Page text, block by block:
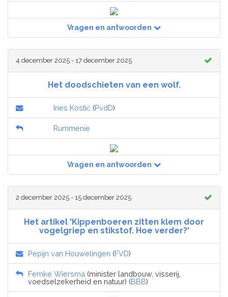
Vragen en antwoorden
4 december 2025 - 17 december 2025
Het doodschieten van een wolf.
Ines Kostić (PvdD)
Rummenie
Vragen en antwoorden
2 december 2025 - 15 december 2025
Het artikel 'Kippenboeren zitten klem door
vogelgriep en stikstof. Hoe verder?'
Pepijn van Houwelingen (FVD)
Femke Wiersma (minister landbouw, visserij,
voedselzekerheid en natuur) (BBB)